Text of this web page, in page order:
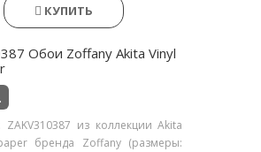
КУПИТЬ
Обои Zoffany Akita Vinyl
из коллекции Akita
бренда Zoffany (размеры: